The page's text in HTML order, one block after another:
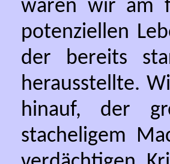
waren wir am
potenziellen
der bereits
herausstellte.
hinauf, der
stacheligem